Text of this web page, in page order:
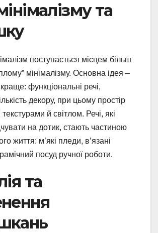
та
поступається місцем більш
мінімалізму. Основна ідея –
функціональні речі,
декору, при цьому простір
й світлом. Речі, які
на дотик, стають частиною
життя: м’які пледи, в’язані
посуд ручної роботи.
та